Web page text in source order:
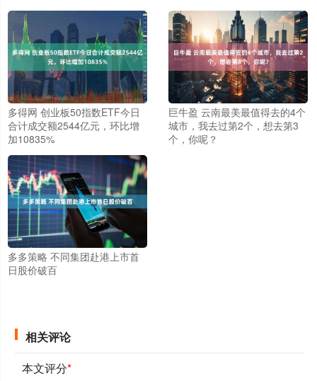
多得网 创业板50指数ETF今日
合计成交额2544亿元，环比增
加10835%
巨牛盈 云南最美最值得去的4个
城市，我去过第2个，想去第3
个，你呢？
多多策略 不同集团赴港上市首
日股价破百
相关评论
本文评分*